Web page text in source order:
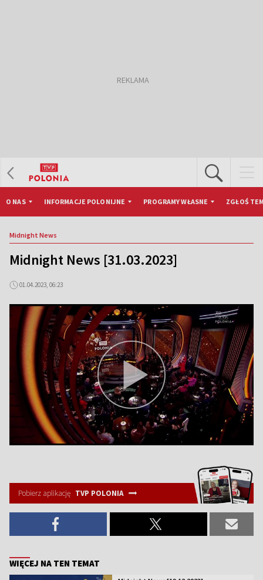
O NAS INFORMACJE POLONIJNE PROGRAMY WŁASNE ZGŁOŚ
Midnight News
Midnight News [31.03.2023]
01.04.2023, 06:23
Pobierz aplikację TVP POLONIA
WIĘCEJ NA TEN TEMAT